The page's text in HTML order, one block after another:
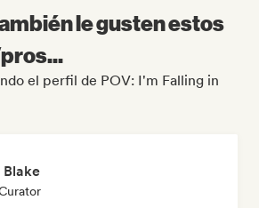
le gusten estos
el perfil de POV: I'm Falling in
Blake